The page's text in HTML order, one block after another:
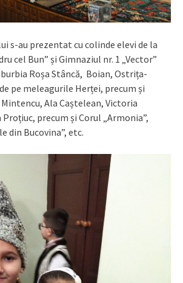
s-au prezentat cu colinde elevi de la
cel Bun” și Gimnaziul nr. 1 „Vector”
Roșa Stâncă, Boian, Ostrița-
pe meleagurile Herței, precum și
Ala Caștelean, Victoria
precum și Corul „Armonia”,
din Bucovina”, etc.